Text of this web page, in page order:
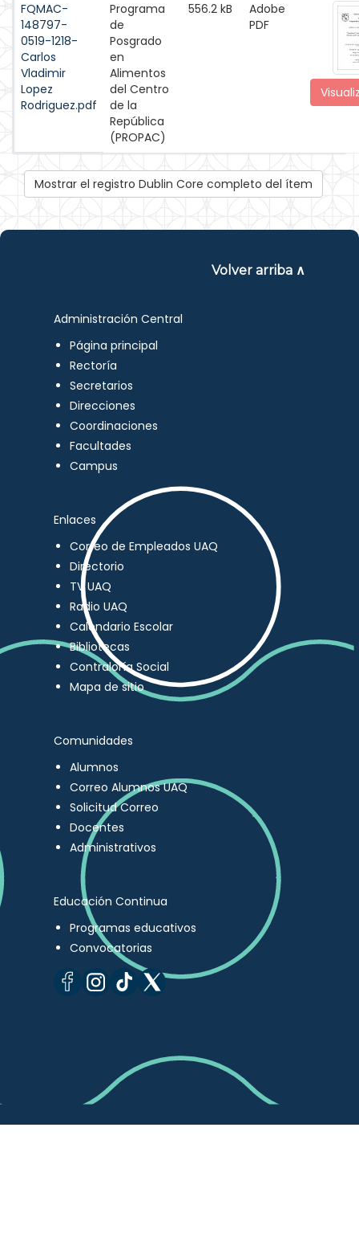
FQMAC-
148797-
0519-1218-
Carlos
Vladimir
Lopez
Rodriguez.pdf
Programa
de
Posgrado
en
Alimentos
del Centro
de la
República
(PROPAC)
556.2 kB
Adobe
PDF
Mostrar el registro Dublin Core completo del ítem
Volver arriba ∧
Administración Central
Página principal
Rectoría
Secretarios
Direcciones
Coordinaciones
Facultades
Campus
Enlaces
Correo de Empleados UAQ
Directorio
TV UAQ
Radio UAQ
Calendario Escolar
Bibliotecas
Contraloría Social
Mapa de sitio
Comunidades
Alumnos
Correo Alumnos UAQ
Solicitud Correo
Docentes
Administrativos
Educación Continua
Programas educativos
Convocatorias